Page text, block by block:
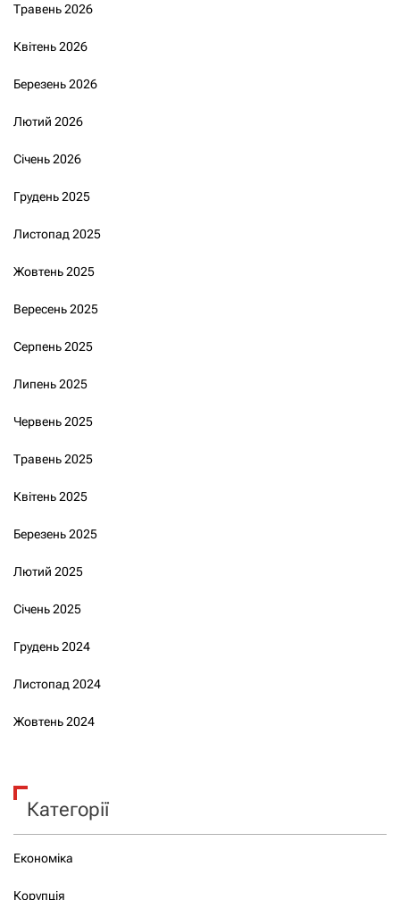
Травень 2026
Квітень 2026
Березень 2026
Лютий 2026
Січень 2026
Грудень 2025
Листопад 2025
Жовтень 2025
Вересень 2025
Серпень 2025
Липень 2025
Червень 2025
Травень 2025
Квітень 2025
Березень 2025
Лютий 2025
Січень 2025
Грудень 2024
Листопад 2024
Жовтень 2024
Категорії
Економіка
Корупція